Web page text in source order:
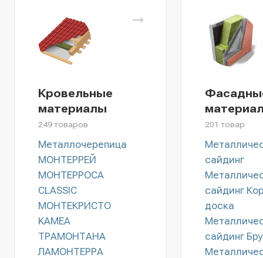
Кровельные
материалы
249 товаров
Металлочерепица
МОНТЕРРЕЙ
МОНТЕРРОСА
CLASSIC
МОНТЕКРИСТО
KAMEA
ТРАМОНТАНА
ЛАМОНТЕРРА
201 товар
сайдинг
сайдинг
доска
сайдинг